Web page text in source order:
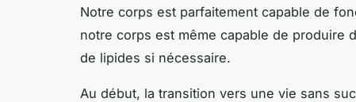
Notre corps est parfaitement capable de
notre corps est même capable de produire
de lipides si nécessaire.
Au début, la transition vers une vie sans